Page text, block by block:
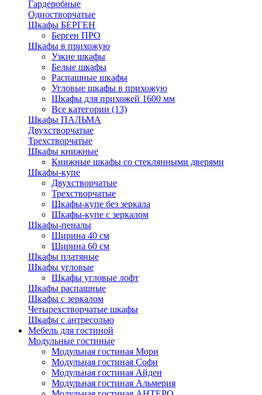
Гардеробные
Одностворчатые
Шкафы БЕРГЕН
Берген ПРО
Шкафы в прихожую
Узкие шкафы
Белые шкафы
Распашные шкафы
Угловые шкафы в прихожую
Шкафы для прихожей 1600 мм
Все категории (13)
Шкафы ПАЛЬМА
Двухстворчатые
Трехстворчатые
Шкафы книжные
Книжные шкафы со стеклянными дверями
Шкафы-купе
Двухстворчатые
Трехстворчатые
Шкафы-купе без зеркала
Шкафы-купе с зеркалом
Шкафы-пеналы
Ширина 40 см
Ширина 60 см
Шкафы платяные
Шкафы угловые
Шкафы угловые лофт
Шкафы распашные
Шкафы с зеркалом
Четырехстворчатые шкафы
Шкафы с антресолью
Мебель для гостиной
Модульные гостиные
Модульная гостиная Мори
Модульная гостиная Софи
Модульная гостиная Айден
Модульная гостиная Альмерия